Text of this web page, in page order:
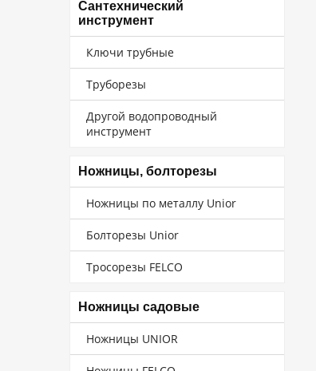
Сантехнический
инструмент
Ключи трубные
Труборезы
Другой водопроводный
инструмент
Ножницы, болторезы
Ножницы по металлу Unior
Болторезы Unior
Тросорезы FELCO
Ножницы садовые
Ножницы UNIOR